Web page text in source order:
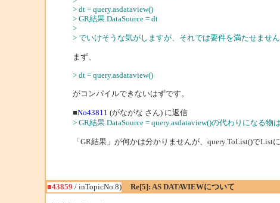
> dt = query.asdataview()
> GR結果.DataSource = dt
>
> でいけそうな気がしますが、それでは要件を満たせません
まず、
> dt = query.asdataview()
がコンパイルできないはずです。
■No43811 (がながな さん) に返信
> GR結果.DataSource = query.asdataview()の代わりになる物
「GR結果」が何かは分かりませんが、query.ToList()で
■43859 / inTopicNo.8)
Re[5]: AS DATAVIEWについて